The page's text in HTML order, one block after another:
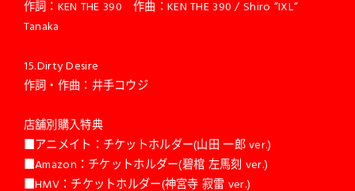
作詞：KEN THE 390 作曲：KEN THE 390 / Shiro ”IXL”
Tanaka
15.Dirty Desire
作詞・作曲：井手コウジ
店舗別購入特典
■アニメイト：チケットホルダー(山田 一郎 ver.)
■Amazon：チケットホルダー(碧棺 左馬刻 ver.)
■HMV：チケットホルダー(神宮寺 寂雷 ver.)